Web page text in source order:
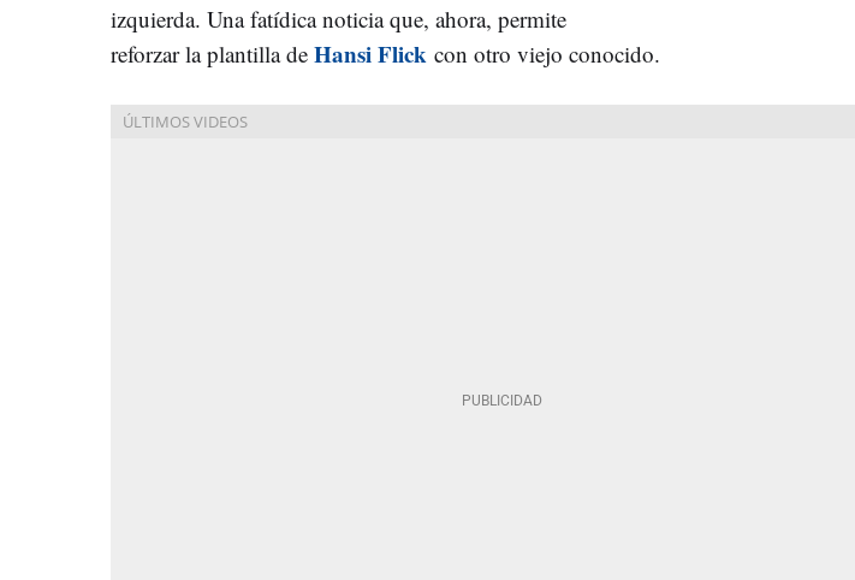
izquierda. Una fatídica noticia que, ahora, permite
reforzar la plantilla de Hansi Flick con otro viejo conocido.